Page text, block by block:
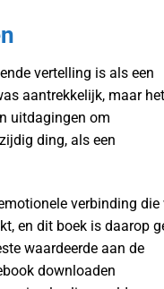
vertelling is als een
aantrekkelijk, maar het
uitdagingen om
ding, als een
verbinding die
en dit boek is daarop
waardeerde aan de
downloaden